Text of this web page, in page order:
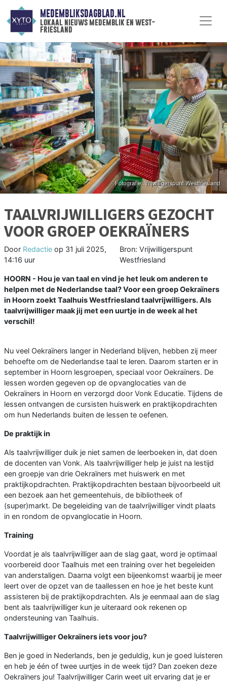
MEDEMBLIKSDAGBLAD.NL
lokaal nieuws medemblik en west-
friesland
TAALVRIJWILLIGERS GEZOCHT
VOOR GROEP OEKRAÏNERS
Door Redactie op 31 juli 2025,
14:16 uur
Bron: Vrijwilligerspunt
Westfriesland
HOORN - Hou je van taal en vind je het leuk om anderen te
helpen met de Nederlandse taal? Voor een groep Oekraïners
in Hoorn zoekt Taalhuis Westfriesland taalvrijwilligers. Als
taalvrijwilliger maak jij met een uurtje in de week al het
verschil!
Nu veel Oekraïners langer in Nederland blijven, hebben zij meer
behoefte om de Nederlandse taal te leren. Daarom starten er in
september in Hoorn lesgroepen, speciaal voor Oekraïners. De
lessen worden gegeven op de opvanglocaties van de
Oekraïners in Hoorn en verzorgd door Vonk Educatie. Tijdens de
lessen ontvangen de cursisten huiswerk en praktijkopdrachten
om hun Nederlands buiten de lessen te oefenen.
De praktijk in
Als taalvrijwilliger duik je niet samen de leerboeken in, dat doen
de docenten van Vonk. Als taalvrijwilliger help je juist na lestijd
een groepje van drie Oekraïners met huiswerk en met
praktijkopdrachten. Praktijkopdrachten bestaan bijvoorbeeld uit
een bezoek aan het gemeentehuis, de bibliotheek of
(super)markt. De begeleiding van de taalvrijwilliger vindt plaats
in en rondom de opvanglocatie in Hoorn.
Training
Voordat je als taalvrijwilliger aan de slag gaat, word je optimaal
voorbereid door Taalhuis met een training over het begeleiden
van anderstaligen. Daarna volgt een bijeenkomst waarbij je meer
leert over de opzet van de taallessen en hoe je het beste kunt
assisteren bij de praktijkopdrachten. Als je eenmaal aan de slag
bent als taalvrijwilliger kun je uiteraard ook rekenen op
ondersteuning van Taalhuis.
Taalvrijwilliger Oekraïners iets voor jou?
Ben je goed in Nederlands, ben je geduldig, kun je goed luisteren
en heb je één of twee uurtjes in de week tijd? Dan zoeken deze
Oekraïners jou! Taalvrijwilliger Carin weet uit ervaring dat je er